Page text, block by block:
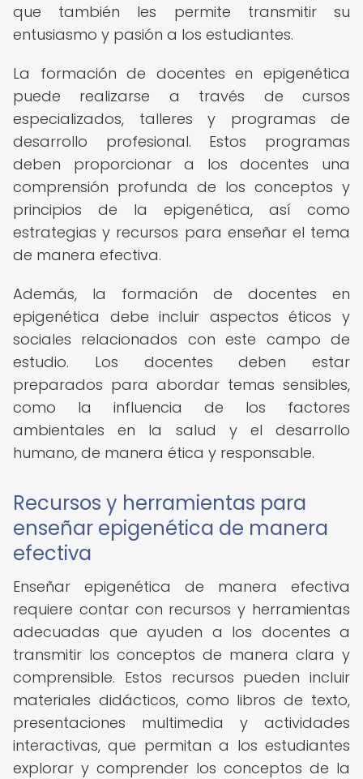
que también les permite transmitir su
entusiasmo y pasión a los estudiantes.
La formación de docentes en epigenética
puede realizarse a través de cursos
especializados, talleres y programas de
desarrollo profesional. Estos programas
deben proporcionar a los docentes una
comprensión profunda de los conceptos y
principios de la epigenética, así como
estrategias y recursos para enseñar el tema
de manera efectiva.
Además, la formación de docentes en
epigenética debe incluir aspectos éticos y
sociales relacionados con este campo de
estudio. Los docentes deben estar
preparados para abordar temas sensibles,
como la influencia de los factores
ambientales en la salud y el desarrollo
humano, de manera ética y responsable.
Recursos y herramientas para
enseñar epigenética de manera
efectiva
Enseñar epigenética de manera efectiva
requiere contar con recursos y herramientas
adecuadas que ayuden a los docentes a
transmitir los conceptos de manera clara y
comprensible. Estos recursos pueden incluir
materiales didácticos, como libros de texto,
presentaciones multimedia y actividades
interactivas, que permitan a los estudiantes
explorar y comprender los conceptos de la